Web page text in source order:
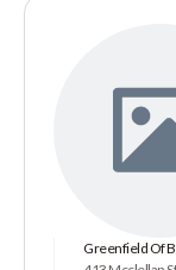
Greenfield Of